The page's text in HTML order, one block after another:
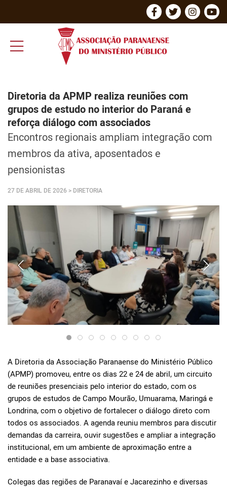
Diretoria da APMP realiza reuniões com
grupos de estudo no interior do Paraná e
reforça diálogo com associados
Encontros regionais ampliam integração com
membros da ativa, aposentados e
pensionistas
27 DE ABRIL DE 2026 > DIRETORIA
A Diretoria da Associação Paranaense do Ministério Público
(APMP) promoveu, entre os dias 22 e 24 de abril, um circuito
de reuniões presenciais pelo interior do estado, com os
grupos de estudos de Campo Mourão, Umuarama, Maringá e
Londrina, com o objetivo de fortalecer o diálogo direto com
todos os associados. A agenda reuniu membros para discutir
demandas da carreira, ouvir sugestões e ampliar a integração
institucional, em um ambiente de aproximação entre a
entidade e a base associativa.
Colegas das regiões de Paranavaí e Jacarezinho e diversas